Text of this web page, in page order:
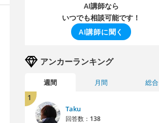
AI講師なら
いつでも相談可能です！
AI講師に聞く
アンカーランキング
週間 月間 総合
1
Taku
回答数： 138